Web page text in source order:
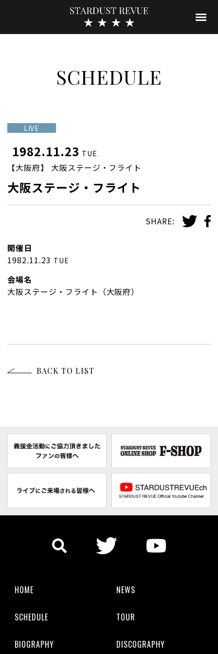
SCHEDULE
LIVE
1982.11.23 TUE
【大阪府】 大阪ステージ・フライト
大阪ステージ・フライト
SHARE:
開催日
1982.11.23 TUE
会場名
大阪ステージ・フライト（大阪府）
BACK TO LIST
HOME NEWS
SCHEDULE TOUR
BIOGRAPHY DISCOGRAPHY